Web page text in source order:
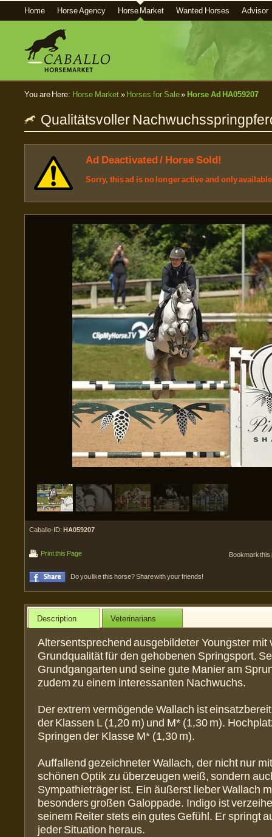
Home Horse Agency Horse Market Wanted Horses Advisor
You are Here: Horse Market» Horses for Sale» Horse Ad HA059207
Qualitätsvoller
Ad Deactivated / Horse Sold!
Sorry, this ad is no longer active and only
Caballo-ID: HA059207
Print this Page Bookmark
Do you like this horse? Share with your friends!
Description Veterinarians
Altersentsprechend ausgebildeter Youngster mit
Grundqualität für den gehobenen Springsport.
Grundgangarten und seine gute Manier am
zudem zu einem interessanten Nachwuchs.
Der extrem vermögende Wallach ist
der Klassen L (1,20 m) und M* (1,30 m).
Springen der Klasse M* (1,30 m).
Auffallend gezeichneter Wallach, der nicht nur
schönen Optik zu überzeugen weiß, sondern
Sympathieträger ist. Ein äußerst lieber Wallach
besonders großen Galoppade. Indigo ist
seinem Reiter stets ein gutes Gefühl. Er springt
jeder Situation heraus.